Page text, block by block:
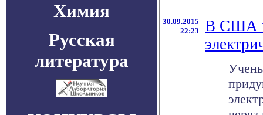
Химия
Русская
литература
30.09.2015
22:23
В США